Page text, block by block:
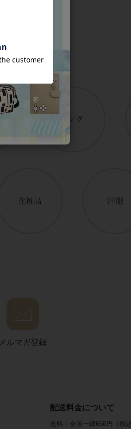
メルマガ登録
配送料金について
送料：全国一律660円（税込